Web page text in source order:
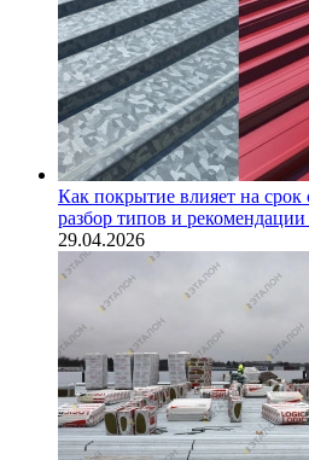
Как покрытие влияет на
разбор типов и
29.04.2026